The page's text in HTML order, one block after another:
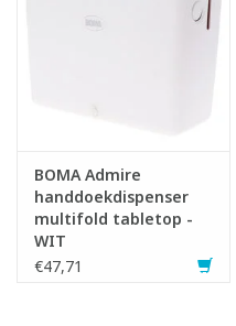
BOMA Admire
handdoekdispenser
multifold tabletop -
WIT
€47,71